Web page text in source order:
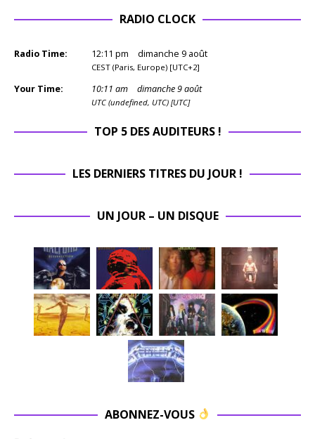
RADIO CLOCK
Radio Time: 12:11 pm dimanche 9 août
CEST (Paris, Europe) [UTC+2]
Your Time: 10:11 am dimanche 9 août
UTC (undefined, UTC) [UTC]
TOP 5 DES AUDITEURS !
LES DERNIERS TITRES DU JOUR !
UN JOUR – UN DISQUE
ABONNEZ-VOUS